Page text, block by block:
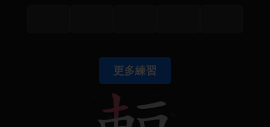
更多練習